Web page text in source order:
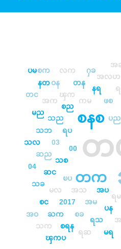
တက
စနစ ပည
အပ
အသ
00
ရ
ၿပ
ရပ
စည
ကမ ဖစ
အမ
2017
သစ
ၾက
ပန
မလ
03
သည
နရ
စခ
ႀက
ဆင
အက
ဝန တန
ရသ
စင
အလဟ
ဆည
သဘ
နတ
စရန
သက
စက လက
သခ
မည
ႁခ
မရ
ရဆ
အဝ
04
သလ
အ
တင
ပမ
ၾကပ